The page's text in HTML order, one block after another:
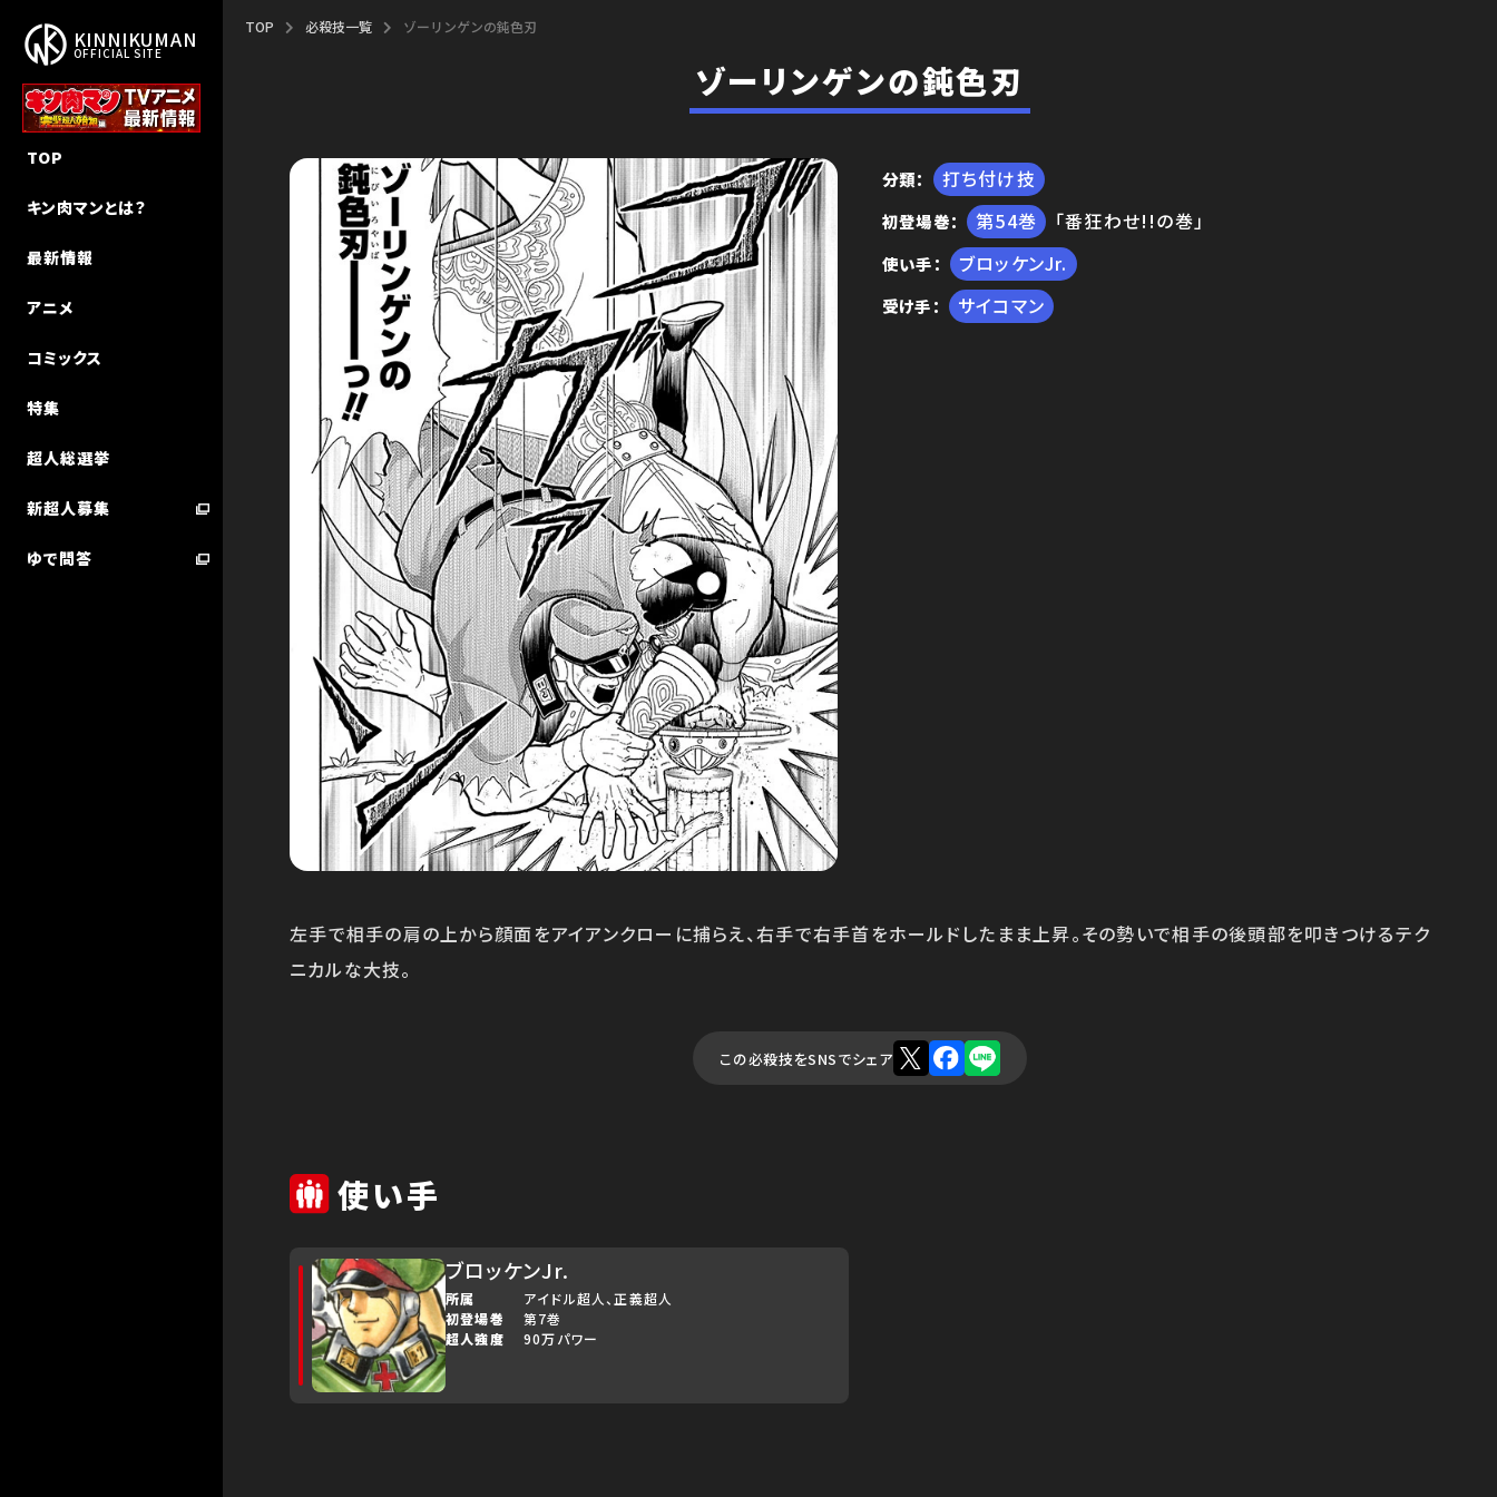
KINNIKUMAN
OFFICIAL SITE
TOP
キン肉マンとは？
作者・ゆでたまご先生
ストーリー
超人検索／技検索 ランキング
STARTER BOOK
最新情報
アニメ
エピソード
声優キャスト
MUSIC（Season 2）
初代アニメ キン⾁マン
初代アニメ キン⾁マン キン⾁星王位争奪編
コミックス
キン肉マン
キン肉マンII世
キン肉マンII世 究極の超人タッグ編
特集
キン肉マンⅡ世 追っかけW連載
インタビュー
超人総選挙
新超人募集
ゆで問答
TOP 必殺技一覧 ゾーリンゲンの鈍色刃
ゾーリンゲンの鈍色刃
分類 打ち付け技
初登場巻 54 「番狂わせ!!の巻」
使い手 ブロッケンJr.
受け手 サイコマン
左手で相手の肩の上から顔面をアイアンクローに捕らえ、右手で右手首をホールドしたまま上昇。その勢いで相手の後頭部を叩きつけるテク
ニカルな大技。
この必殺技をSNSでシェア
使い手
ブロッケンJr.
所属 アイドル超人
正義超人
初登場巻
第7巻
超人強度
90万パワー